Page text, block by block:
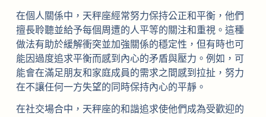
在個人關係中，天秤座經常努力保持公正和平衡，他們
擅長聆聽並給予每個周遭的人平等的關注和重視。這種
做法有助於緩解衝突並加強關係的穩定性，但有時也可
能因過度追求平衡而感到內心的矛盾與壓力。例如，可
能會在滿足朋友和家庭成員的需求之間感到拉扯，努力
在不讓任何一方失望的同時保持內心的平靜。
在社交場合中，天秤座的和諧追求使他們成為受歡迎的